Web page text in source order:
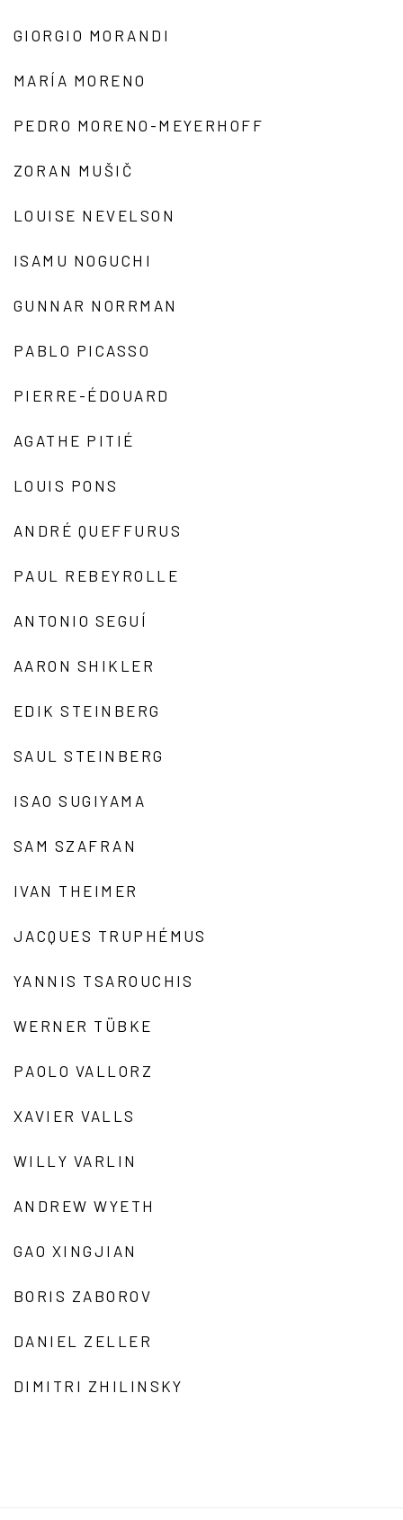
GIORGIO MORANDI
MARÍA MORENO
PEDRO MORENO-MEYERHOFF
ZORAN MUŠIČ
LOUISE NEVELSON
ISAMU NOGUCHI
GUNNAR NORRMAN
PABLO PICASSO
PIERRE-ÉDOUARD
AGATHE PITIÉ
LOUIS PONS
ANDRÉ QUEFFURUS
PAUL REBEYROLLE
ANTONIO SEGUÍ
AARON SHIKLER
EDIK STEINBERG
SAUL STEINBERG
ISAO SUGIYAMA
SAM SZAFRAN
IVAN THEIMER
JACQUES TRUPHÉMUS
YANNIS TSAROUCHIS
WERNER TÜBKE
PAOLO VALLORZ
XAVIER VALLS
WILLY VARLIN
ANDREW WYETH
GAO XINGJIAN
BORIS ZABOROV
DANIEL ZELLER
DIMITRI ZHILINSKY